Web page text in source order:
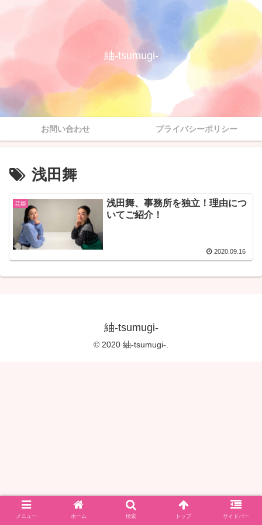
紬-tsumugi-
お問い合わせ プライバシーポリシー
浅田舞
芸能
浅田舞、事務所を独立！理由につ
いてご紹介！
2020.09.16
紬-tsumugi-
© 2020 紬-tsumugi-.
メニュー ホーム 検索 トップ サイドバー